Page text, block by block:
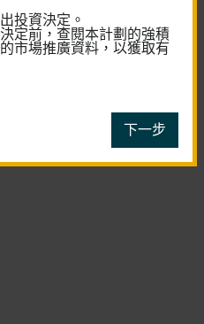
投資決定。
定前，查閱本計劃的強積
市場推廣資料，以獲取有
下一步